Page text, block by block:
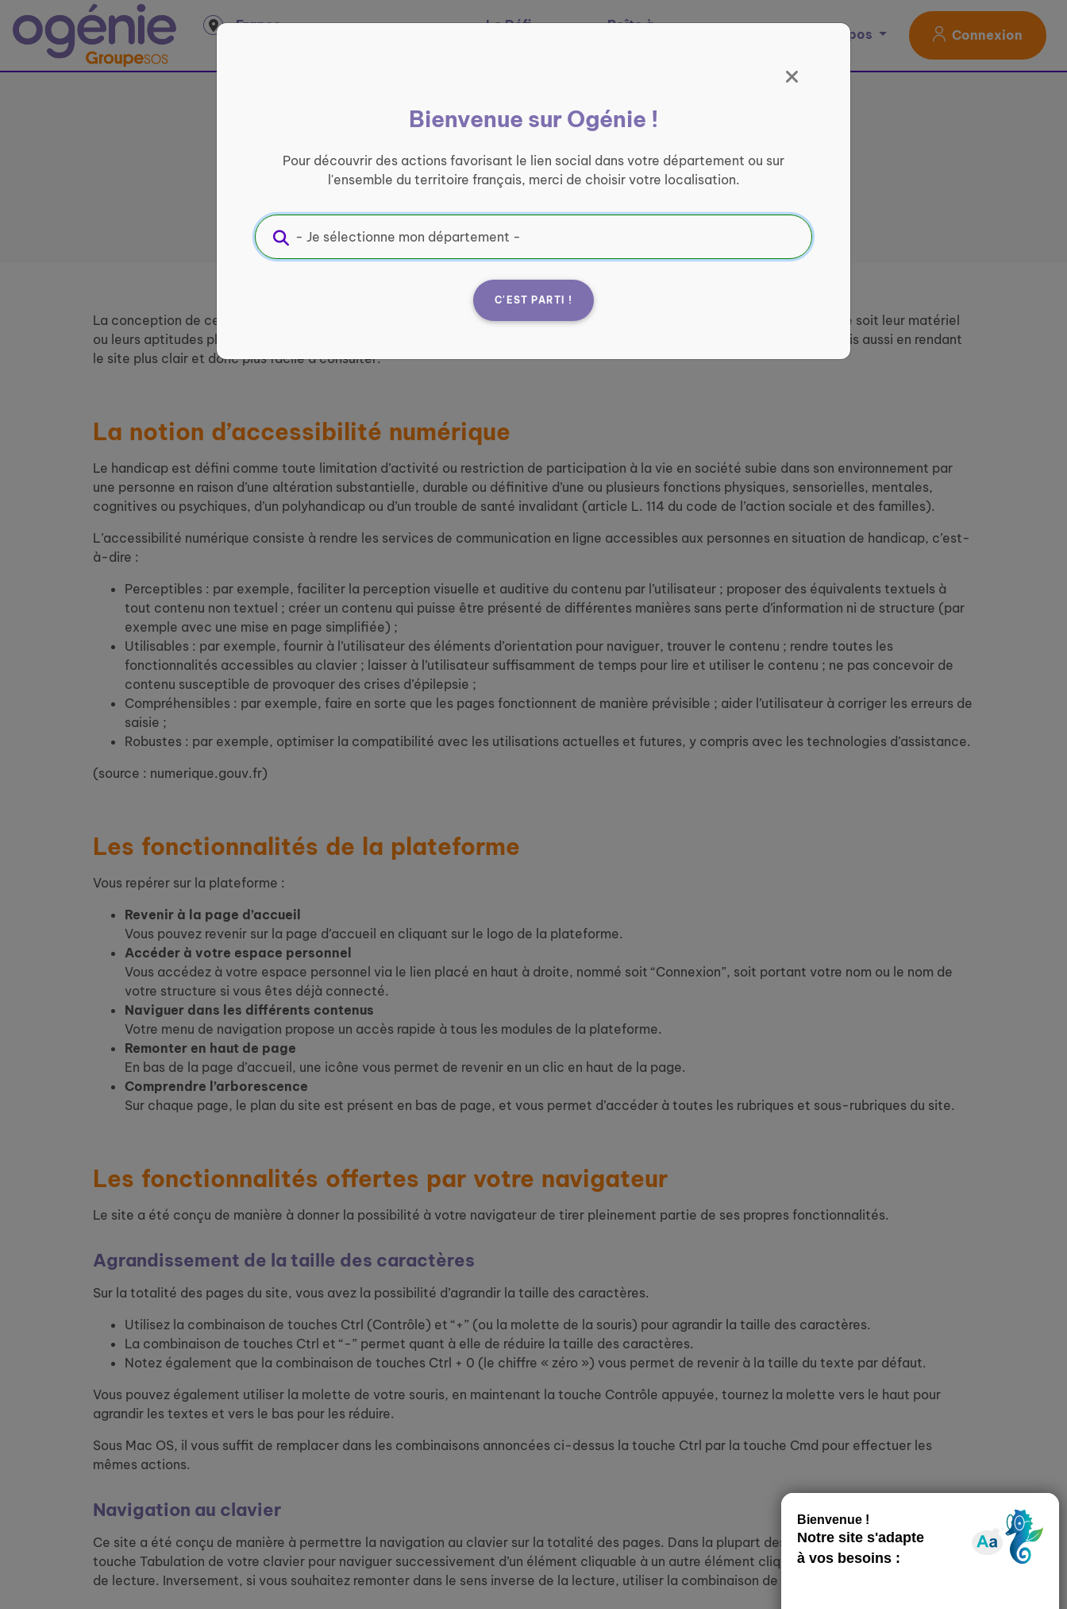
France
Le Défi
Boîte à
À propos Connexion
Bienvenue sur Ogénie !
Pour découvrir des actions favorisant le lien social dans votre département ou sur
l'ensemble du territoire français, merci de choisir votre localisation.
C'EST PARTI !
Déclaration d’accessibilité
La conception de cette plateforme a été pensé pour que la lutte contre l’isolement soit à portée de toutes et tous, quelque soit leur matériel
ou leurs aptitudes physiques et mentale, non seulement en s’appuyant sur les critères gouvernementaux d’accessibilité, mais aussi en rendant
le site plus clair et donc plus facile à consulter.
La notion d’accessibilité numérique
Le handicap est défini comme toute limitation d’activité ou restriction de participation à la vie en société subie dans son environnement par
une personne en raison d’une altération substantielle, durable ou définitive d’une ou plusieurs fonctions physiques, sensorielles, mentales,
cognitives ou psychiques, d’un polyhandicap ou d’un trouble de santé invalidant (article L. 114 du code de l’action sociale et des familles).
L’accessibilité numérique consiste à rendre les services de communication en ligne accessibles aux personnes en situation de handicap, c’est-
à-dire :
Perceptibles : par exemple, faciliter la perception visuelle et auditive du contenu par l’utilisateur ; proposer des équivalents textuels à
tout contenu non textuel ; créer un contenu qui puisse être présenté de différentes manières sans perte d’information ni de structure (par
exemple avec une mise en page simplifiée) ;
Utilisables : par exemple, fournir à l’utilisateur des éléments d’orientation pour naviguer, trouver le contenu ; rendre toutes les
fonctionnalités accessibles au clavier ; laisser à l’utilisateur suffisamment de temps pour lire et utiliser le contenu ; ne pas concevoir de
contenu susceptible de provoquer des crises d’épilepsie ;
Compréhensibles : par exemple, faire en sorte que les pages fonctionnent de manière prévisible ; aider l’utilisateur à corriger les erreurs de
saisie ;
Robustes : par exemple, optimiser la compatibilité avec les utilisations actuelles et futures, y compris avec les technologies d’assistance.
(source : numerique.gouv.fr)
Les fonctionnalités de la plateforme
Vous repérer sur la plateforme :
Revenir à la page d’accueil
Vous pouvez revenir sur la page d’accueil en cliquant sur le logo de la plateforme.
Accéder à votre espace personnel
Vous accédez à votre espace personnel via le lien placé en haut à droite, nommé soit “Connexion”, soit portant votre nom ou le nom de
votre structure si vous êtes déjà connecté.
Naviguer dans les différents contenus
Votre menu de navigation propose un accès rapide à tous les modules de la plateforme.
Remonter en haut de page
En bas de la page d’accueil, une icône vous permet de revenir en un clic en haut de la page.
Comprendre l’arborescence
Sur chaque page, le plan du site est présent en bas de page, et vous permet d’accéder à toutes les rubriques et sous-rubriques du site.
Les fonctionnalités offertes par votre navigateur
Le site a été conçu de manière à donner la possibilité à votre navigateur de tirer pleinement partie de ses propres fonctionnalités.
Agrandissement de la taille des caractères
Sur la totalité des pages du site, vous avez la possibilité d’agrandir la taille des caractères.
Utilisez la combinaison de touches Ctrl (Contrôle) et “+” (ou la molette de la souris) pour agrandir la taille des caractères.
La combinaison de touches Ctrl et “-” permet quant à elle de réduire la taille des caractères.
Notez également que la combinaison de touches Ctrl + 0 (le chiffre « zéro ») vous permet de revenir à la taille du texte par défaut.
Vous pouvez également utiliser la molette de votre souris, en maintenant la touche Contrôle appuyée, tournez la molette vers le haut pour
agrandir les textes et vers le bas pour les réduire.
Sous Mac OS, il vous suffit de remplacer dans les combinaisons annoncées ci-dessus la touche Ctrl par la touche Cmd pour effectuer les
mêmes actions.
Navigation au clavier
Ce site a été conçu de manière à permettre la navigation au clavier sur la totalité des pages. Dans la plupart des cas, il vous suffit d’utiliser la
touche Tabulation de votre clavier pour naviguer successivement d’un élément cliquable à un autre élément cliquable dans la page, dans l’ordre
de lecture. Inversement, si vous souhaitez remonter dans le sens inverse de la lecture, utiliser la combinaison de touches Maj + Tabulation.
Panneau de gestion des cookies